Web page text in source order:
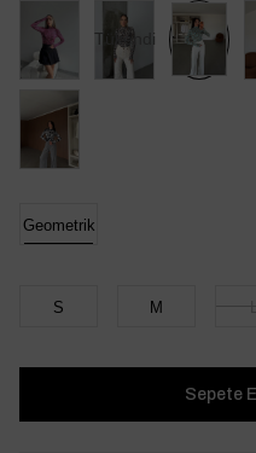
Tükendi
Geometrik
S M